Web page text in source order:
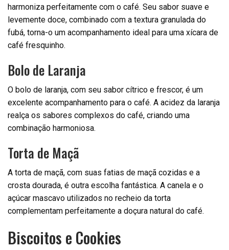
harmoniza perfeitamente com o café. Seu sabor suave e
levemente doce, combinado com a textura granulada do
fubá, torna-o um acompanhamento ideal para uma xícara de
café fresquinho.
Bolo de Laranja
O bolo de laranja, com seu sabor cítrico e frescor, é um
excelente acompanhamento para o café. A acidez da laranja
realça os sabores complexos do café, criando uma
combinação harmoniosa.
Torta de Maçã
A torta de maçã, com suas fatias de maçã cozidas e a
crosta dourada, é outra escolha fantástica. A canela e o
açúcar mascavo utilizados no recheio da torta
complementam perfeitamente a doçura natural do café.
Biscoitos e Cookies